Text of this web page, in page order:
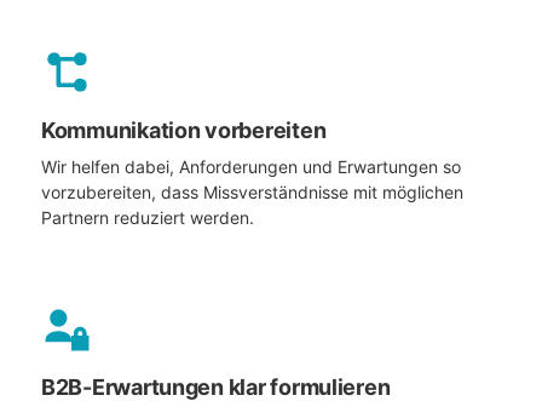
Kommunikation vorbereiten
Wir helfen dabei, Anforderungen und Erwartungen so
vorzubereiten, dass Missverständnisse mit möglichen
Partnern reduziert werden.
B2B-Erwartungen klar formulieren